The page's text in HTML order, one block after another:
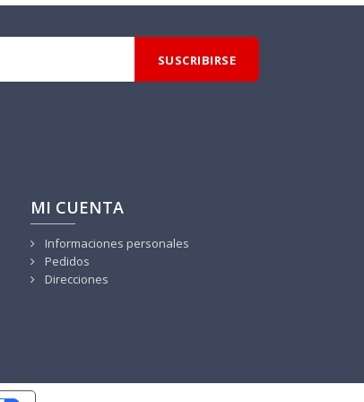
MI CUENTA
Informaciones personales
Pedidos
Direcciones